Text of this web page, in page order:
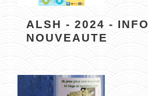
ALSH - 2024 -
NOUVEAUTE